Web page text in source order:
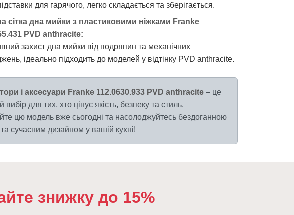
для гарячого, легко складається та зберігається.
сітка дна мийки з пластиковими ніжками Franke
PVD anthracite:
захист дна мийки від подряпин та механічних
ідеально підходить до моделей у відтінку PVD anthracite.
і аксесуари Franke 112.0630.933 PVD anthracite – це
вибір для тих, хто цінує якість, безпеку та стиль.
цю модель вже сьогодні та насолоджуйтесь бездоганною
сучасним дизайном у вашій кухні!
знижку до 15%